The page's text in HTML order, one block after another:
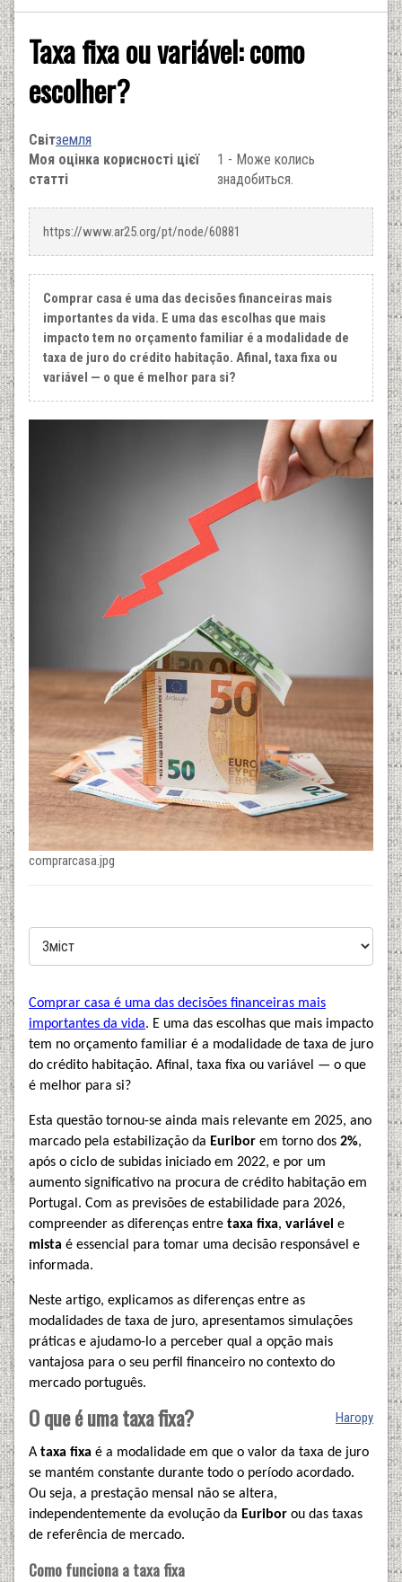
Taxa fixa ou variável: como
escolher?
Світземля
Моя оцінка корисності цієї
статті
1 - Може колись
знадобиться.
https://www.ar25.org/pt/node/60881
Comprar casa é uma das decisões financeiras mais
importantes da vida. E uma das escolhas que mais
impacto tem no orçamento familiar é a modalidade de
taxa de juro do crédito habitação. Afinal, taxa fixa ou
variável — o que é melhor para si?
comprarcasa.jpg
Comprar casa é uma das decisões financeiras mais
importantes da vida. E uma das escolhas que mais impacto
tem no orçamento familiar é a modalidade de taxa de juro
do crédito habitação. Afinal, taxa fixa ou variável — o que
é melhor para si?
Esta questão tornou-se ainda mais relevante em 2025, ano
marcado pela estabilização da Euribor em torno dos 2%,
após o ciclo de subidas iniciado em 2022, e por um
aumento significativo na procura de crédito habitação em
Portugal. Com as previsões de estabilidade para 2026,
compreender as diferenças entre taxa fixa, variável e
mista é essencial para tomar uma decisão responsável e
informada.
Neste artigo, explicamos as diferenças entre as
modalidades de taxa de juro, apresentamos simulações
práticas e ajudamo-lo a perceber qual a opção mais
vantajosa para o seu perfil financeiro no contexto do
mercado português.
Нагору
O que é uma taxa fixa?
A taxa fixa é a modalidade em que o valor da taxa de juro
se mantém constante durante todo o período acordado.
Ou seja, a prestação mensal não se altera,
independentemente da evolução da Euribor ou das taxas
de referência de mercado.
Como funciona a taxa fixa